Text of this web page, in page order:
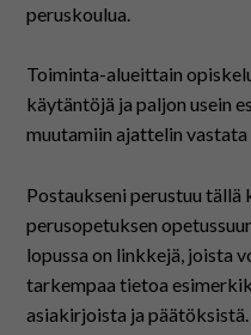
peruskoulua.
Toiminta-alueittain
käytäntöjä ja paljon usein
muutamiin ajattelin vastata
Postaukseni perustuu
perusopetuksen
lopussa on linkkejä, joista
tarkempaa tietoa
asiakirjoista ja päätöksistä.